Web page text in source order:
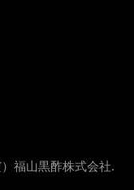
福山黒酢株式会社.